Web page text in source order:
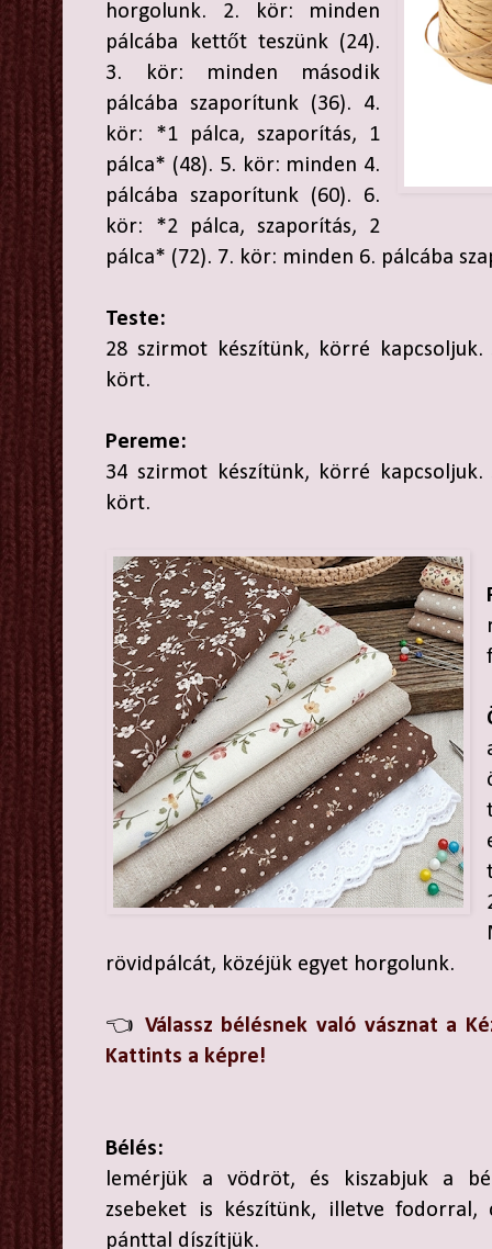
horgolunk. 2. kör: minden
pálcába kettőt teszünk (24).
3. kör: minden második
pálcába szaporítunk (36). 4.
kör: *1 pálca, szaporítás, 1
pálca* (48). 5. kör: minden 4.
pálcába szaporítunk (60). 6.
kör: *2 pálca, szaporítás, 2
pálca* (72). 7. kör: minden 6. pálcába
Teste:
28 szirmot készítünk, körré
kört.
Pereme:
34 szirmot készítünk, körré
kört.
rövidpálcát, közéjük egyet horgolunk.
👈 Válassz bélésnek való vásznat a
Kattints a képre!
Bélés:
lemérjük a vödröt, és kiszabjuk a
zsebeket is készítünk, illetve
pánttal díszítjük.